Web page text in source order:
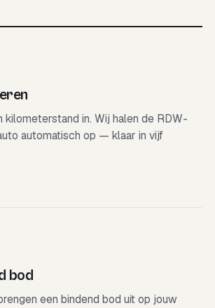
kilometerstand in. Wij halen de RDW-
automatisch op — klaar in vijf
bod
een bindend bod uit op jouw